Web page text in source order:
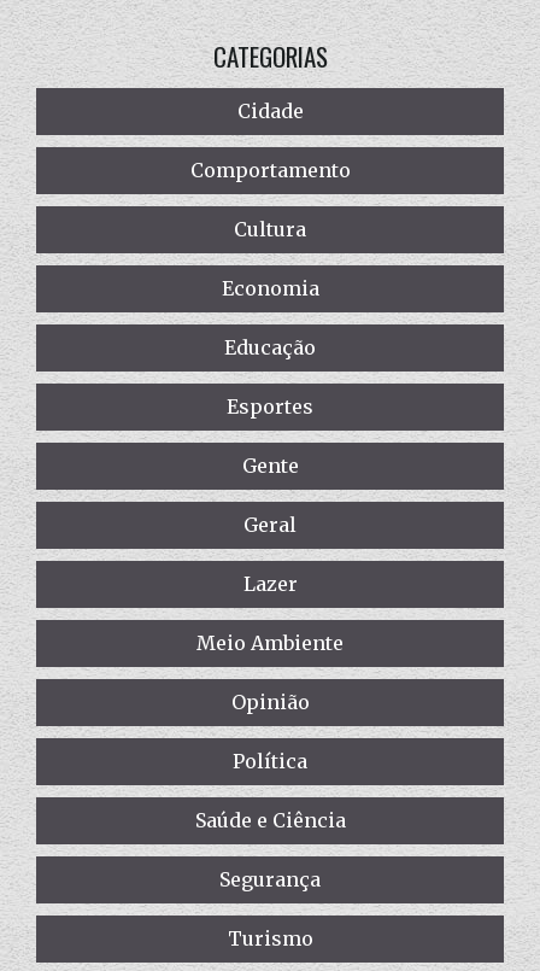
CATEGORIAS
Cidade
Comportamento
Cultura
Economia
Educação
Esportes
Gente
Geral
Lazer
Meio Ambiente
Opinião
Política
Saúde e Ciência
Segurança
Turismo